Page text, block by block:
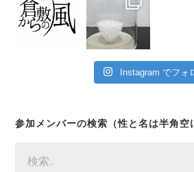
Instagram でフォ
参加メンバーの検索（性と名は半角空
索: